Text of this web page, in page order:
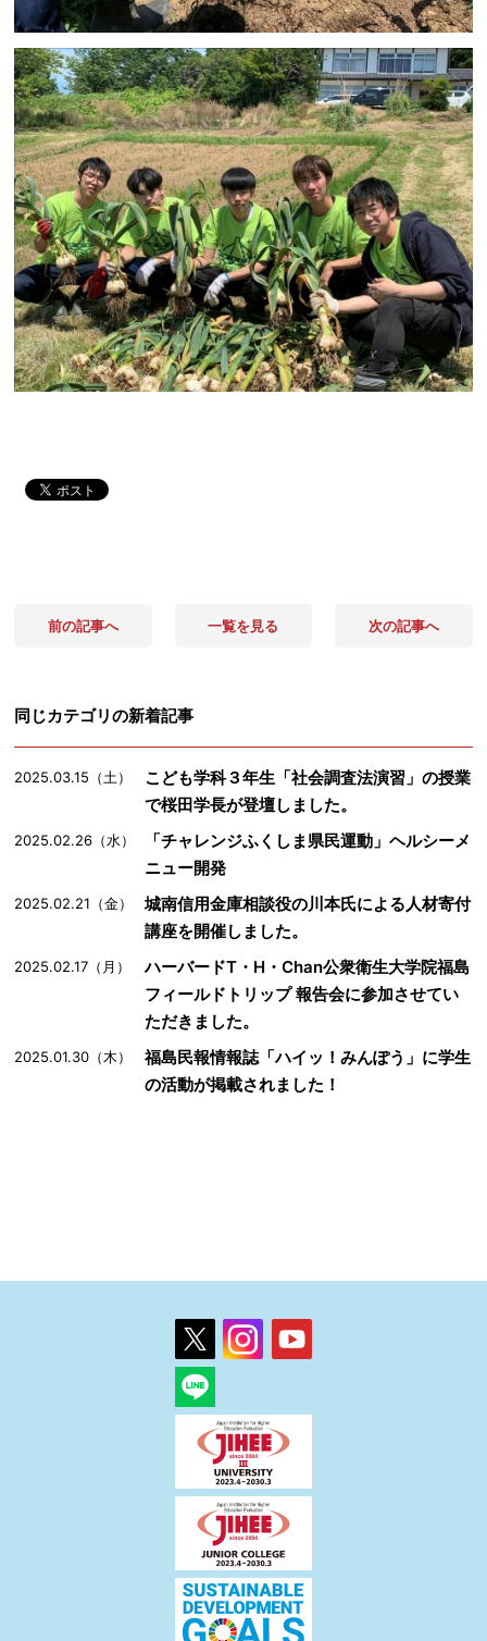
前の記事へ 一覧を見る 次の記事へ
同じカテゴリの新着記事
2025.03.15（土）
こども学科３年生「社会調査法演習」の授業
で桜田学長が登壇しました。
2025.02.26（水）
「チャレンジふくしま県民運動」ヘルシーメ
ニュー開発
2025.02.21（金）
城南信用金庫相談役の川本氏による人材寄付
講座を開催しました。
2025.02.17（月）
ハーバードT・H・Chan公衆衛生大学院福島
フィールドトリップ 報告会に参加させてい
ただきました。
2025.01.30（木）
福島民報情報誌「ハイッ！みんぽう」に学生
の活動が掲載されました！